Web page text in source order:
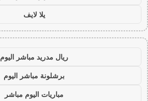
يلا لايف
ريال مدريد مباشر اليوم
برشلونة مباشر اليوم
مباريات اليوم مباشر